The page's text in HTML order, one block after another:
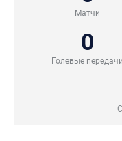
Матчи
0
Голевые передачи